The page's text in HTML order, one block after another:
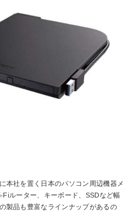
本社を置く日本のパソコン周辺機器メ
Fiルーター、キーボード、SSDなど幅
製品も豊富なラインナップがあるの